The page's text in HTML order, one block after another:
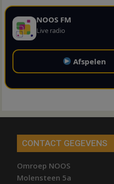
NOOS FM
Live radio
Afspelen
CONTACT GEGEVENS
Omroep NOOS
Molensteen 5a